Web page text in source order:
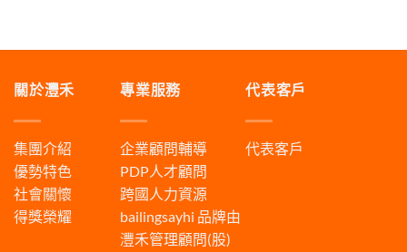
關於灃禾
集團介紹
優勢特色
社會關懷
得獎榮耀
專業服務
企業顧問輔導
PDP人才顧問
跨國人力資源
bailingsayhi 品牌由
灃禾管理顧問(股)
代表客戶
代表客戶